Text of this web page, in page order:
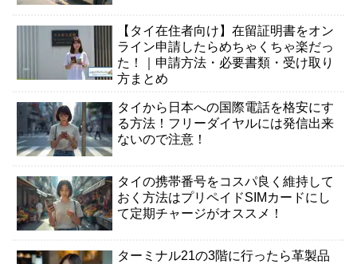
【タイ在住者向け】在留証明書をオン
ライン申請したらめちゃくちゃ楽だっ
た！｜申請方法・必要書類・受け取り
方まとめ
タイから日本への国際電話を格安にす
る方法！フリーダイヤルには発信出来
ないので注意！
タイの携帯番号をコスパ良く維持して
おく方法はプリペイドSIMカードにし
て定期チャージがオススメ！
ターミナル21の3階に行ったら革製品